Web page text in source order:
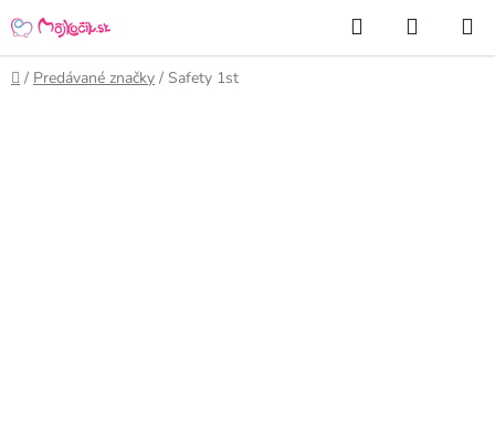
na
obsah
Hľadať
KOŠÍK
Domov
/ Predávané značky / Safety 1st